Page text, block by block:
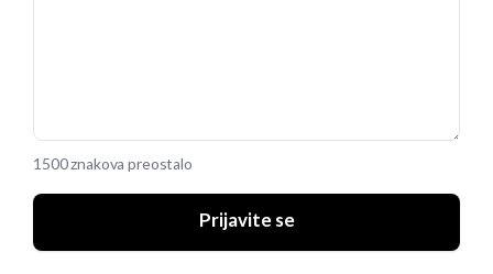
1500 znakova preostalo
Prijavite se